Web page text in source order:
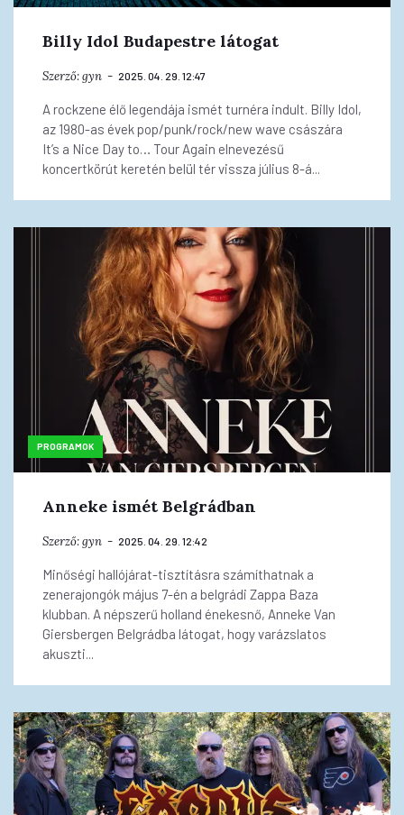
Billy Idol Budapestre látogat
Szerző:gyn 2025. 04. 29. 12:47
A rockzene élő legendája ismét turnéra indult. Billy Idol,
az 1980-as évek pop/punk/rock/new wave császára
It’s a Nice Day to… Tour Again elnevezésű
koncertkörút keretén belül tér vissza július 8-á...
PROGRAMOK
Anneke ismét Belgrádban
Szerző:gyn 2025. 04. 29. 12:42
Minőségi hallójárat-tisztításra számíthatnak a
zenerajongók május 7-én a belgrádi Zappa Baza
klubban. A népszerű holland énekesnő, Anneke Van
Giersbergen Belgrádba látogat, hogy varázslatos
akuszti...